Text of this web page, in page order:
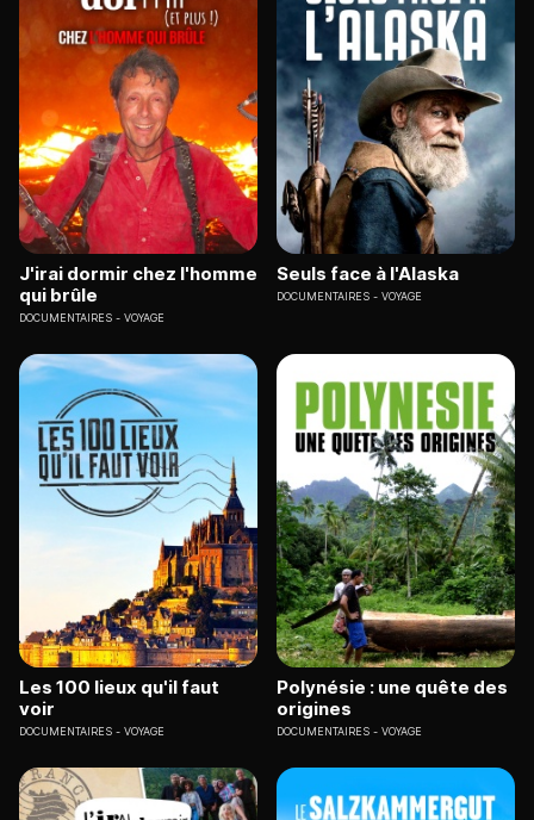
J'irai dormir chez l'homme
qui brûle
DOCUMENTAIRES VOYAGE
Seuls face à l'Alaska
DOCUMENTAIRES VOYAGE
Les 100 lieux qu'il faut
voir
DOCUMENTAIRES VOYAGE
Polynésie : une quête des
origines
DOCUMENTAIRES VOYAGE